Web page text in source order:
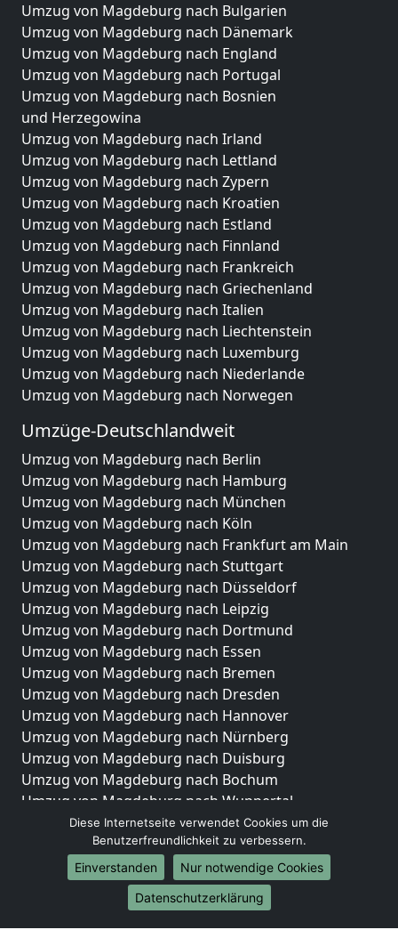
Umzug von Magdeburg nach Bulgarien
Umzug von Magdeburg nach Dänemark
Umzug von Magdeburg nach England
Umzug von Magdeburg nach Portugal
Umzug von Magdeburg nach Bosnien
und Herzegowina
Umzug von Magdeburg nach Irland
Umzug von Magdeburg nach Lettland
Umzug von Magdeburg nach Zypern
Umzug von Magdeburg nach Kroatien
Umzug von Magdeburg nach Estland
Umzug von Magdeburg nach Finnland
Umzug von Magdeburg nach Frankreich
Umzug von Magdeburg nach Griechenland
Umzug von Magdeburg nach Italien
Umzug von Magdeburg nach Liechtenstein
Umzug von Magdeburg nach Luxemburg
Umzug von Magdeburg nach Niederlande
Umzug von Magdeburg nach Norwegen
Umzüge-Deutschlandweit
Umzug von Magdeburg nach Berlin
Umzug von Magdeburg nach Hamburg
Umzug von Magdeburg nach München
Umzug von Magdeburg nach Köln
Umzug von Magdeburg nach Frankfurt am Main
Umzug von Magdeburg nach Stuttgart
Umzug von Magdeburg nach Düsseldorf
Umzug von Magdeburg nach Leipzig
Umzug von Magdeburg nach Dortmund
Umzug von Magdeburg nach Essen
Umzug von Magdeburg nach Bremen
Umzug von Magdeburg nach Dresden
Umzug von Magdeburg nach Hannover
Umzug von Magdeburg nach Nürnberg
Umzug von Magdeburg nach Duisburg
Umzug von Magdeburg nach Bochum
Umzug von Magdeburg nach Wuppertal
Umzug von Magdeburg nach Bielefeld
Umzug von Magdeburg nach Bonn
Umzug von Magdeburg nach Münster
Internationale-Umzüge
Umzug von Magdeburg nach Brasilien
Diese Internetseite verwendet Cookies um die
Benutzerfreundlichkeit zu verbessern.
Einverstanden
Nur notwendige Cookies
Datenschutzerklärung